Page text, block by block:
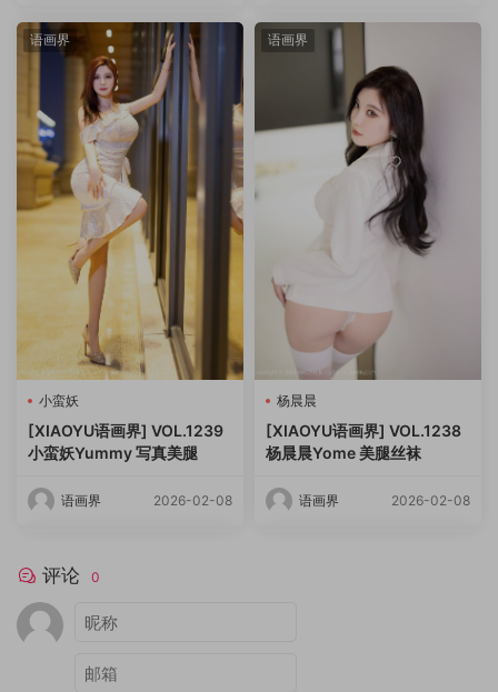
语画界
小蛮妖
[XIAOYU语画界] VOL.1239
小蛮妖Yummy 写真美腿
语画界 2026-02-08
语画界
杨晨晨
[XIAOYU语画界] VOL.1238
杨晨晨Yome 美腿丝袜
语画界 2026-02-08
评论 0